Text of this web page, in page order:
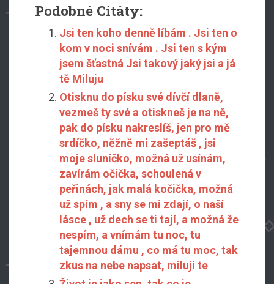
Podobné Citáty:
Jsi ten koho denně líbám . Jsi ten o
kom v noci snívám . Jsi ten s kým
jsem šťastná Jsi takový jaký jsi a já
tě Miluju
Otisknu do písku své dívčí dlaně,
vezmeš ty své a otiskneš je na ně,
pak do písku nakreslíš, jen pro mě
srdíčko, něžně mi zašeptáš , jsi
moje sluníčko, možná už usínám,
zavírám očička, schoulená v
peřinách, jak malá kočička, možná
už spím , a sny se mi zdají, o naší
lásce , už dech se ti tají, a možná že
nespím, a vnímám tu noc, tu
tajemnou dámu , co má tu moc, tak
zkus na nebe napsat, miluji te